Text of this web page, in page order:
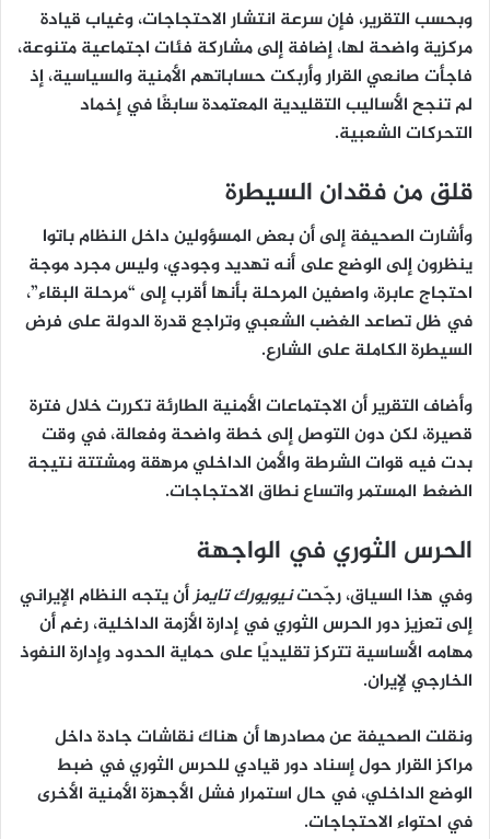
وبحسب التقرير، فإن سرعة انتشار الاحتجاجات، وغياب قيادة
مركزية واضحة لها، إضافة إلى مشاركة فئات اجتماعية متنوعة،
فاجأت صانعي القراروأربكت حساباتهم الأمنية والسياسية، إذ
لم تنجح الأساليب التقليدية المعتمدة سابقًا في إخماد
التحركات الشعبية.
قلق من فقدان السيطرة
وأشارت الصحيفة إلى أن بعض المسؤولين داخل النظام باتوا
ينظرون إلى الوضع على أنهتهديد وجودي، وليس مجرد موجة
احتجاج عابرة، واصفين المرحلة بأنها أقرب إلى “مرحلة البقاء”،
في ظل تصاعد الغضب الشعبي وتراجع قدرة الدولة على فرض
السيطرة الكاملة على الشارع.
وأضاف التقرير أن الاجتماعات الأمنية الطارئة تكررت خلال فترة
قصيرة، لكن دون التوصل إلىخطة واضحة وفعالة، في وقت
بدت فيه قوات الشرطة والأمن الداخليمرهقة ومشتتةنتيجة
الضغط المستمر واتساع نطاق الاحتجاجات.
الحرس الثوري في الواجهة
وفي هذا السياق، رجّحتنيويورك تايمزأن يتجه النظام الإيراني
إلىتعزيز دور الحرس الثوريفي إدارة الأزمة الداخلية، رغم أن
مهامه الأساسية تتركز تقليديًا علىحماية الحدود وإدارة النفوذ
الخارجي لإيران.
ونقلت الصحيفة عن مصادرها أن هناكنقاشات جادة داخل
مراكز القرارحول إسناد دور قيادي للحرس الثوري في ضبط
الوضع الداخلي، في حال استمرار فشل الأجهزة الأمنية الأخرى
في احتواء الاحتجاجات.